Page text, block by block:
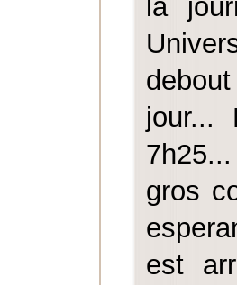
la
jour...
gros
est